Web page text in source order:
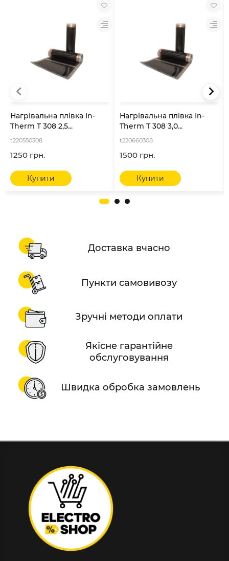
Нагрівальна плівка In-
Therm T 308 2,5...
t220550308
1250 грн.
Купити
Нагрівальна плівка In-
Therm T 308 3,0...
t220660308
1500 грн.
Купити
Доставка вчасно
Пункти самовивозу
Зручні методи оплати
Якісне гарантійне
обслуговування
Швидка обробка замовлень